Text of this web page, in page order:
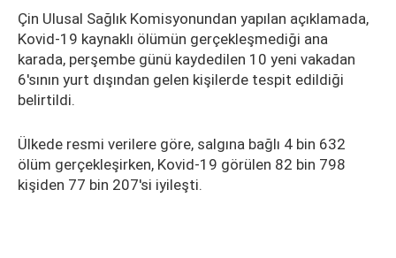
Çin Ulusal Sağlık Komisyonundan yapılan açıklamada,
Kovid-19 kaynaklı ölümün gerçekleşmediği ana
karada, perşembe günü kaydedilen 10 yeni vakadan
6'sının yurt dışından gelen kişilerde tespit edildiği
belirtildi.
Ülkede resmi verilere göre, salgına bağlı 4 bin 632
ölüm gerçekleşirken, Kovid-19 görülen 82 bin 798
kişiden 77 bin 207'si iyileşti.